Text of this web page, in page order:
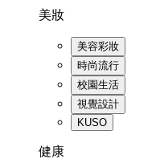
美妝
美容彩妝
時尚流行
校園生活
視覺設計
KUSO
健康